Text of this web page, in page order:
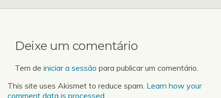
Sousa Lima SantosOs
Deixe um comentário
Tem de iniciar a sessão para publicar um comentário.
This site uses Akismet to reduce spam. Learn how your
comment data is processed.